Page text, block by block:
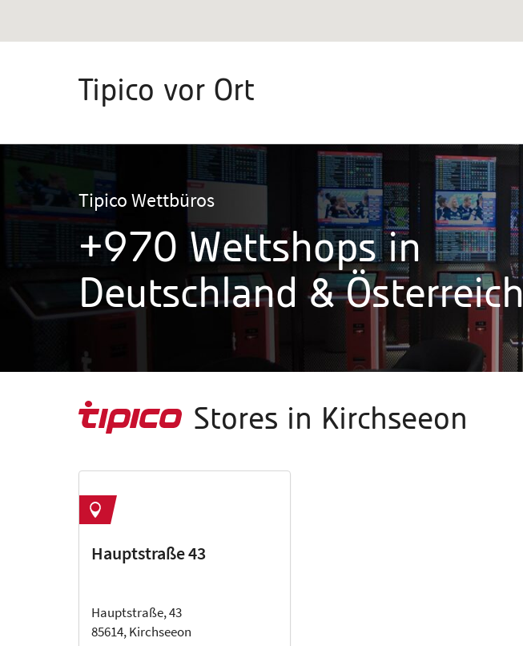
Tipico vor Ort
Tipico Wettbüros
+970 Wettshops in
Deutschland & Österreich
Stores in Kirchseeon
Hauptstraße 43
Hauptstraße, 43
85614, Kirchseeon